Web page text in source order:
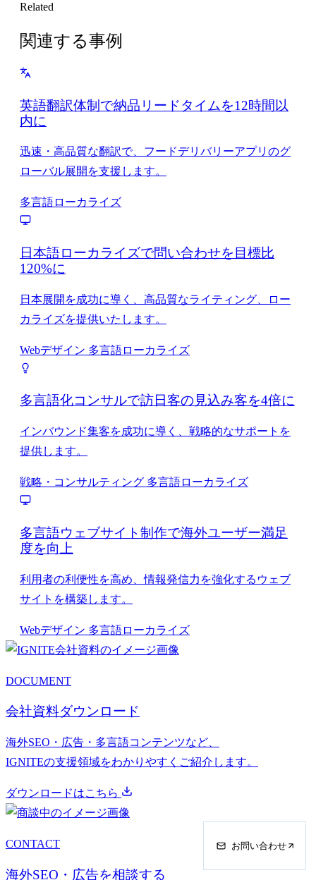
Related
関連する事例
英語翻訳体制で納品リードタイムを12時間以
内に
迅速・高品質な翻訳で、フードデリバリーアプリのグ
ローバル展開を支援します。
多言語ローカライズ
日本語ローカライズで問い合わせを目標比
120%に
日本展開を成功に導く、高品質なライティング、ロー
カライズを提供いたします。
Webデザイン 多言語ローカライズ
多言語化コンサルで訪日客の見込み客を4倍に
インバウンド集客を成功に導く、戦略的なサポートを
提供します。
戦略・コンサルティング 多言語ローカライズ
多言語ウェブサイト制作で海外ユーザー満足
度を向上
利用者の利便性を高め、情報発信力を強化するウェブ
サイトを構築します。
Webデザイン 多言語ローカライズ
DOCUMENT
会社資料ダウンロード
海外SEO・広告・多言語コンテンツなど、
IGNITEの支援領域をわかりやすくご紹介します。
ダウンロードはこちら
CONTACT
海外SEO・広告を相談する
お問い合わせ